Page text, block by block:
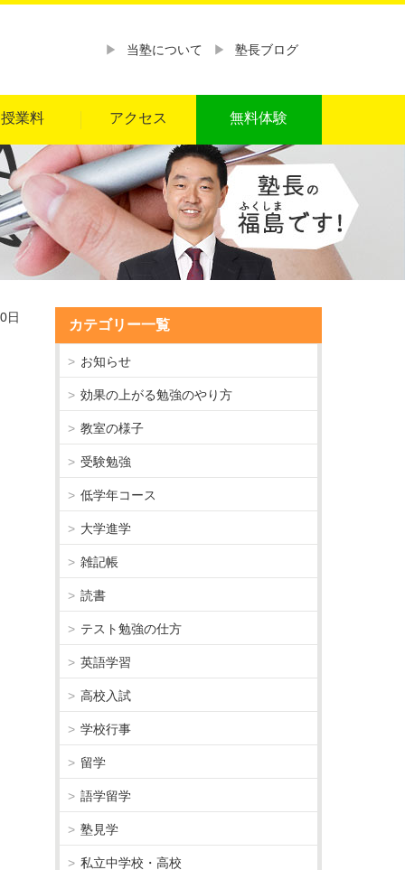
当塾について 塾長ブログ
授業料 アクセス 無料体験
日 カテゴリー一覧
お知らせ
効果の上がる勉強のやり方
教室の様子
受験勉強
低学年コース
大学進学
雑記帳
読書
テスト勉強の仕方
英語学習
高校入試
学校行事
留学
語学留学
塾見学
私立中学校・高校